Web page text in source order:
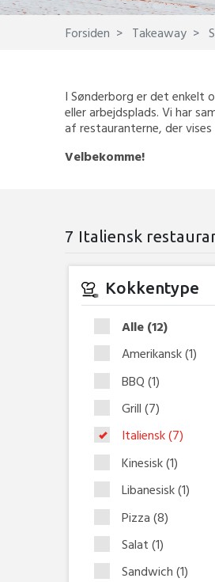
Forsiden Takeaway
I Sønderborg er det enkelt
eller arbejdsplads. Vi har
af restauranterne, der
Velbekomme!
7 Italiensk
Kokkentype
Alle (12)
Amerikansk(1)
BBQ (1)
Grill (7)
Italiensk(7)
Kinesisk(1)
Libanesisk(1)
Pizza (8)
Salat (1)
Sandwich (1)